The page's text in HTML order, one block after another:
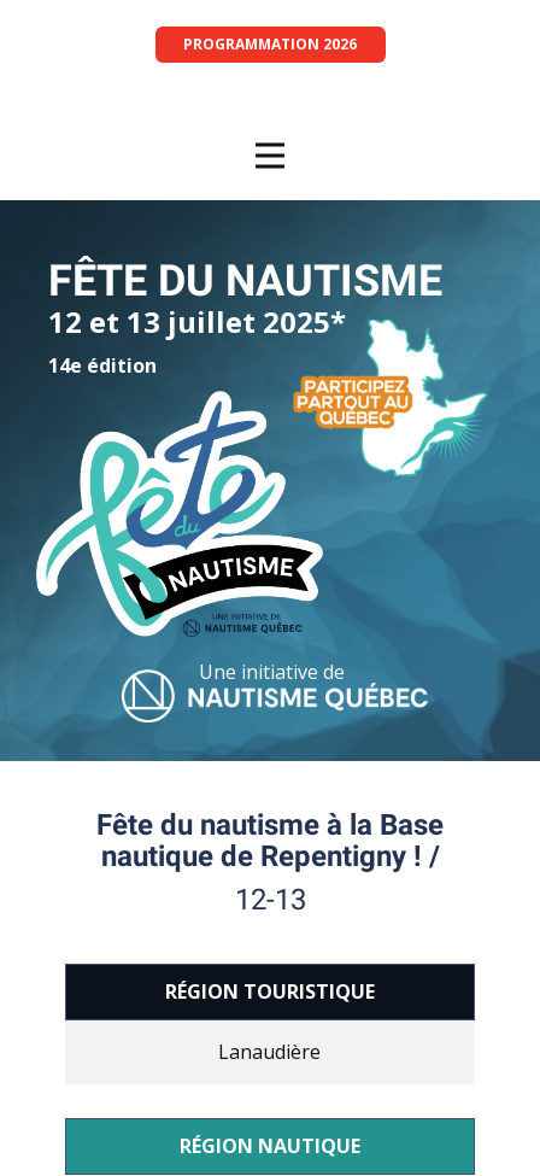
PROGRAMMATION 2026
FÊTE DU NAUTISME
12 et 13 juillet 2025*
14e édition
Une initiative de
Fête du nautisme à la Base
nautique de Repentigny ! /
12-13
RÉGION TOURISTIQUE
Lanaudière
RÉGION NAUTIQUE